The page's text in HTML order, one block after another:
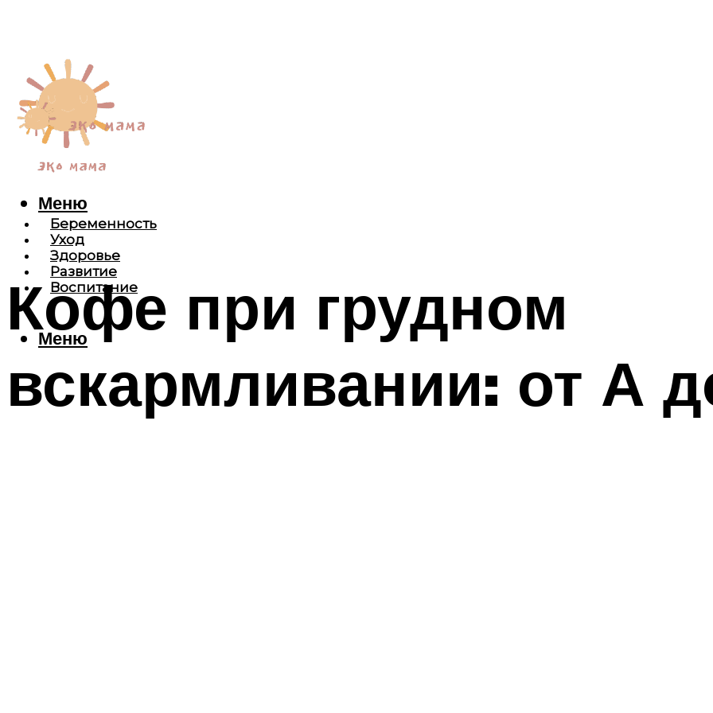
Беременность
Уход
Здоровье
Развитие
Воспитание
Меню
Меню
Кофе при грудном
вскармливании: от А